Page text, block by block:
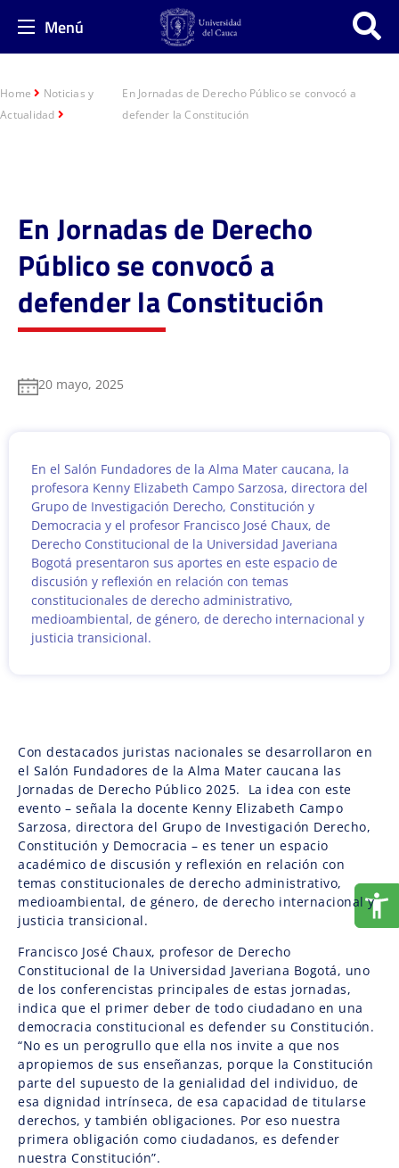
Menú
Home
Noticias y
Actualidad
En Jornadas de Derecho Público se convocó a
defender la Constitución
En Jornadas de Derecho
Público se convocó a
defender la Constitución
20 mayo, 2025
En el Salón Fundadores de la Alma Mater caucana, la
profesora Kenny Elizabeth Campo Sarzosa, directora del
Grupo de Investigación Derecho, Constitución y
Democracia y el profesor Francisco José Chaux, de
Derecho Constitucional de la Universidad Javeriana
Bogotá presentaron sus aportes en este espacio de
discusión y reflexión en relación con temas
constitucionales de derecho administrativo,
medioambiental, de género, de derecho internacional y
justicia transicional.
Con destacados juristas nacionales se desarrollaron en
el Salón Fundadores de la Alma Mater caucana las
Jornadas de Derecho Público 2025. La idea con este
evento – señala la docente Kenny Elizabeth Campo
Sarzosa, directora del Grupo de Investigación Derecho,
Constitución y Democracia – es tener un espacio
académico de discusión y reflexión en relación con
temas constitucionales de derecho administrativo,
medioambiental, de género, de derecho internacional y
justicia transicional.
Francisco José Chaux, profesor de Derecho
Constitucional de la Universidad Javeriana Bogotá, uno
de los conferencistas principales de estas jornadas,
indica que el primer deber de todo ciudadano en una
democracia constitucional es defender su Constitución.
“No es un perogrullo que ella nos invite a que nos
apropiemos de sus enseñanzas, porque la Constitución
parte del supuesto de la genialidad del individuo, de
esa dignidad intrínseca, de esa capacidad de titularse
derechos, y también obligaciones. Por eso nuestra
primera obligación como ciudadanos, es defender
nuestra Constitución”.